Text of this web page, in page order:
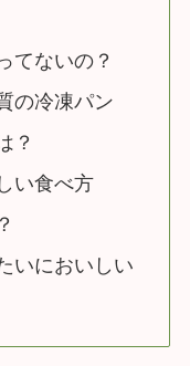
てないの？
の冷凍パン
？
い食べ方
いにおいしい